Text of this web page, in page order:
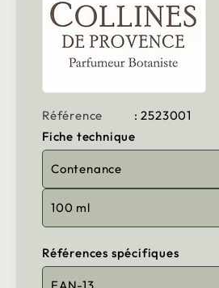
Référence
: 2523001
Fiche technique
Contenance
100 ml
Références spécifiques